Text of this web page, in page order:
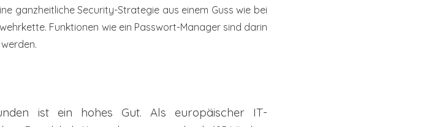
ganzheitliche Security-Strategie aus einem Guss wie bei
Funktionen wie ein Passwort-Manager sind darin
ist ein hohes Gut. Als europäischer IT-